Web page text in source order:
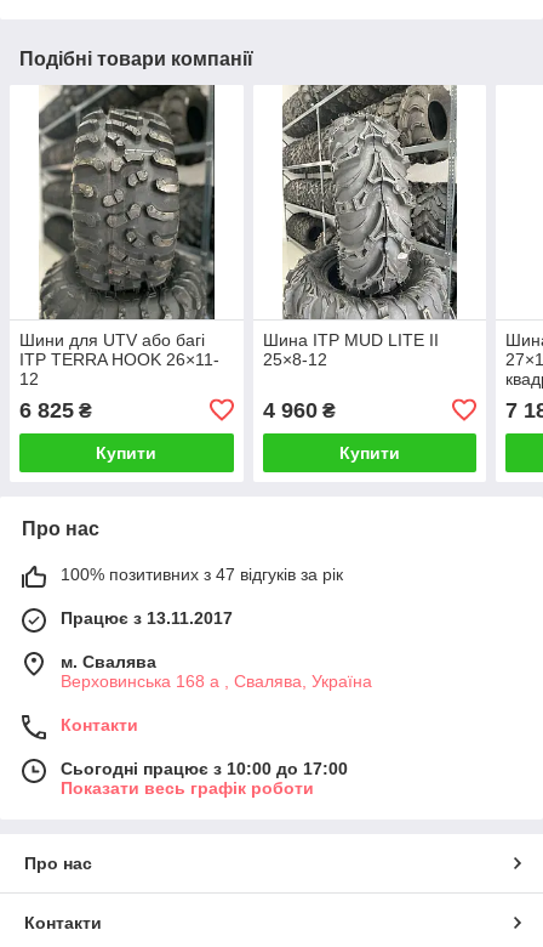
Подібні товари компанії
Шини для UTV або багі
ITP TERRA HOOK 26×11-
12
6 825 ₴
Купити
Шина ITP MUD LITE II
25×8-12
4 960₴
Купити
7
Про нас
100% позитивних з 47 відгуків за рік
Працює з 13.11.2017
м. Свалява
Верховинська 168 а , Свалява, Україна
Контакти
Сьогодні працює з 10:00 до 17:00
Показати весь графік роботи
Про нас
Контакти